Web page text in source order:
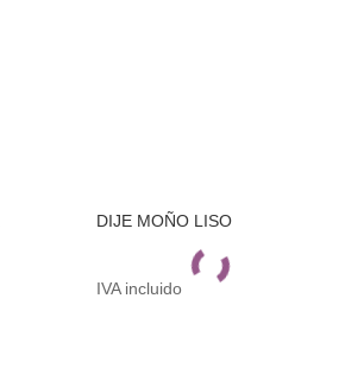
DIJE MOÑO LISO
IVA incluido